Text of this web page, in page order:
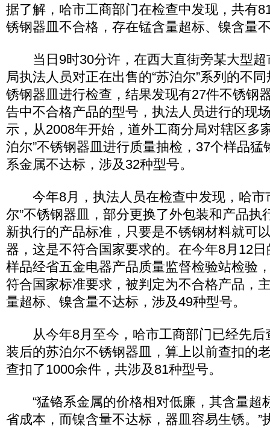
据了解，哈市工商部门在检查中发现，共有
锈钢器皿不合格，存在锰含量超标、镍含量
当日9时30分许，在西大直街旁某大型超
局执法人员对正在出售的“苏泊尔”系列的不
锈钢器皿进行检查，结果发现有27件不锈钢
告中不合格产品的型号，执法人员进行的现
示，从2008年开始，道外工商分局对辖区多
泊尔”不锈钢器皿进行质量抽检，37个样品猛
系金属不达标，涉及32种型号。
今年8月，执法人员在检查中发现，哈市
尔”不锈钢器皿，部分更换了外包装和产品执
新执行的产品标准，只要是不锈钢材料就可
器，这是不符合国家要求的。在今年8月12
样品经省五金电器产品质量监督检验站检验
符合国家标准要求，被判定为不合格产品，
量超标、镍含量不达标，涉及49种型号。
从今年8月至今，哈市工商部门已经先后
装后的苏泊尔不锈钢器皿，算上以前查扣的
查扣了1000余件，共涉及81种型号。
“猛铬系金属的价格相对低廉，其含量超
省成本，而镍含量不达标，器皿容易生锈。”